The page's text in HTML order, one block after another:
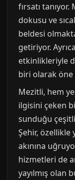
fırsatı
dokusu ve
beldesi
getiriyor.
etkinlikleriyle
biri olarak öne
Mezitli, hem
ilgisini çeken
sunduğu
Şehir, özellikle
akınına
hizmetleri de
yayılmış olan